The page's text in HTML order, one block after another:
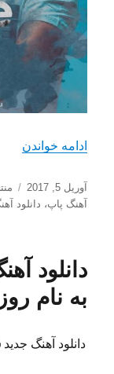
ادامه خواندن
ارسال
شده
آوریل 5, 2017
آهنگ پاپ، دانلود
دانلود
به نام
دانلود آهنگ جدید